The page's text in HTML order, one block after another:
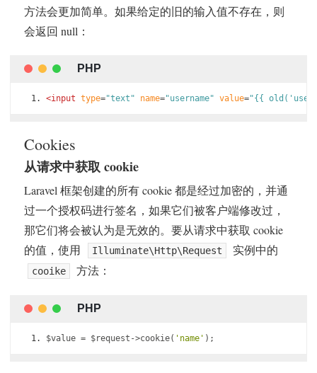
方法会更加简单。如果给定的旧的输入值不存在，则
会返回 null：
<input type="text" name="username" value="{{
Cookies
从请求中获取 cookie
Laravel 框架创建的所有 cookie 都是经过加密的，并通
过一个授权码进行签名，如果它们被客户端修改过，
那它们将会被认为是无效的。要从请求中获取 cookie
的值，使用
Illuminate\Http\Request 实例中的
cooike 方法：
$value = $request ->cookie( 'name' );